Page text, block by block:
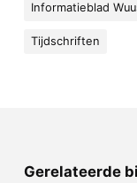
Informatieblad
Tijdschriften
Gerelateerde